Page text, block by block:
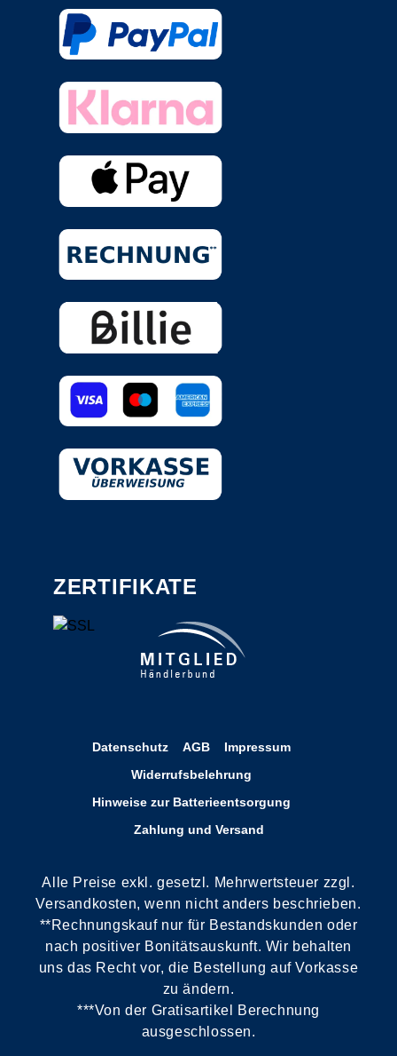
ZERTIFIKATE
Datenschutz AGB
Impressum
Widerrufsbelehrung
Hinweise zur Batterieentsorgung
Zahlung und Versand
Alle Preise exkl. gesetzl. Mehrwertsteuer zzgl.
Versandkosten, wenn nicht anders beschrieben.
**Rechnungskauf nur für Bestandskunden oder
nach positiver Bonitätsauskunft. Wir behalten
uns das Recht vor, die Bestellung auf Vorkasse
zu ändern.
***Von der Gratisartikel Berechnung
ausgeschlossen.